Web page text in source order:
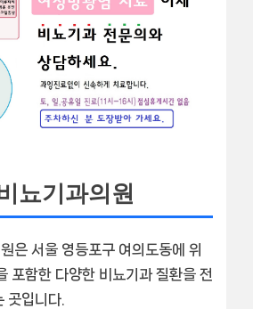
뇨기과의원
은 서울 영등포구 여의도동에 위
포함한 다양한 비뇨기과 질환을 전
곳입니다.